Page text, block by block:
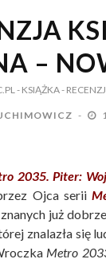
–
- KSIĄŻKA-
2035. Piter:
Ojca serii
już
znalazła się
Metro